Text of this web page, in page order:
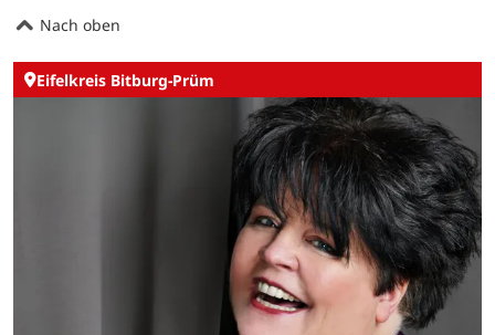
Nach oben
Eifelkreis Bitburg-Prüm